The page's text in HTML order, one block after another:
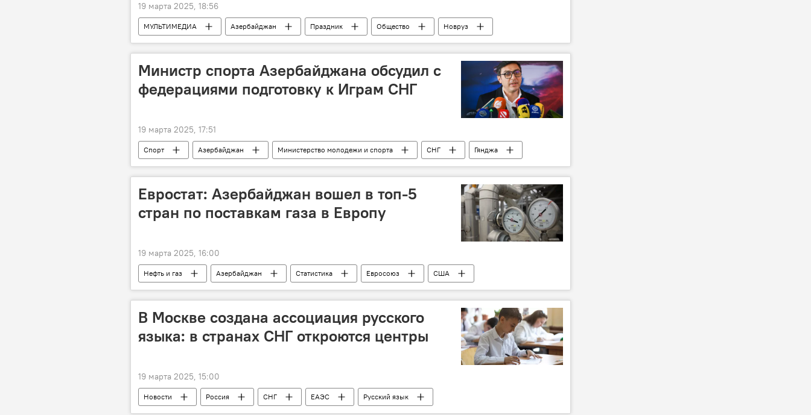
19 марта 2025, 18:56
МУЛЬТИМЕДИА Азербайджан Праздник Общество
Новруз
Цены
Продовольствие Инфографика
Министр спорта Азербайджана обсудил с
федерациями подготовку к Играм СНГ
19 марта 2025, 17:51
Спорт Азербайджан Министерство молодежи и спорта СНГ Гянджа
Евростат: Азербайджан вошел в топ-5
стран по поставкам газа в Европу
19 марта 2025, 16:00
Нефть и газ Азербайджан Статистика Евросоюз
США
Алжир
Норвегия Россия Экономика Энергетика
В Москве создана ассоциация русского
языка: в странах СНГ откроются центры
19 марта 2025, 15:00
Новости Россия СНГ ЕАЭС
Русский язык